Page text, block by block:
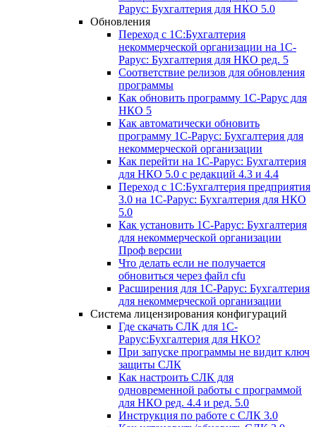
Рарус: Бухгалтерия для НКО 5.0
Обновления
Переход с 1С:Бухгалтерия
некоммерческой организации на 1С-
Рарус: Бухгалтерия для НКО ред. 5
Соответствие релизов для обновления
программы
Как обновить программу 1С-Рарус для
НКО 5
Как автоматически обновить
программу 1С-Рарус: Бухгалтерия для
некоммерческой организации
Как перейти на 1С-Рарус: Бухгалтерия
для НКО 5.0 с редакций 4.3 и 4.4
Переход с 1С:Бухгалтерия предприятия
3.0 на 1С-Рарус: Бухгалтерия для НКО
5.0
Как установить 1С-Рарус: Бухгалтерия
для некоммерческой организации
Проф версии
Что делать если не получается
обновиться через файл cfu
Расширения для 1С-Рарус: Бухгалтерия
для некоммерческой организации
Система лицензирования конфигураций
Где скачать СЛК для 1С-
Рарус:Бухгалтерия для НКО?
При запуске программы не видит ключ
защиты СЛК
Как настроить СЛК для
одновременной работы с программой
для НКО ред. 4.4 и ред. 5.0
Инструкция по работе с СЛК 3.0